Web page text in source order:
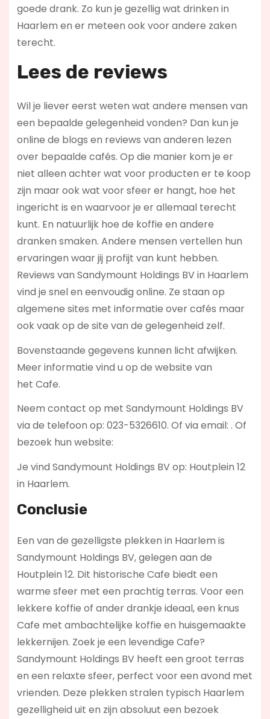
goede drank. Zo kun je gezellig wat drinken in
Haarlem en er meteen ook voor andere zaken
terecht.
Lees de reviews
Wil je liever eerst weten wat andere mensen van
een bepaalde gelegenheid vonden? Dan kun je
online de blogs en reviews van anderen lezen
over bepaalde cafés. Op die manier kom je er
niet alleen achter wat voor producten er te koop
zijn maar ook wat voor sfeer er hangt, hoe het
ingericht is en waarvoor je er allemaal terecht
kunt. En natuurlijk hoe de koffie en andere
dranken smaken. Andere mensen vertellen hun
ervaringen waar jij profijt van kunt hebben.
Reviews van Sandymount Holdings BV in Haarlem
vind je snel en eenvoudig online. Ze staan op
algemene sites met informatie over cafés maar
ook vaak op de site van de gelegenheid zelf.
Bovenstaande gegevens kunnen licht afwijken.
Meer informatie vind u op de website van
het Cafe.
Neem contact op met Sandymount Holdings BV
via de telefoon op: 023-5326610. Of via email: . Of
bezoek hun website:
Je vind Sandymount Holdings BV op: Houtplein 12
in Haarlem.
Conclusie
Een van de gezelligste plekken in Haarlem is
Sandymount Holdings BV, gelegen aan de
Houtplein 12. Dit historische Cafe biedt een
warme sfeer met een prachtig terras. Voor een
lekkere koffie of ander drankje ideaal, een knus
Cafe met ambachtelijke koffie en huisgemaakte
lekkernijen. Zoek je een levendige Cafe?
Sandymount Holdings BV heeft een groot terras
en een relaxte sfeer, perfect voor een avond met
vrienden. Deze plekken stralen typisch Haarlem
gezelligheid uit en zijn absoluut een bezoek